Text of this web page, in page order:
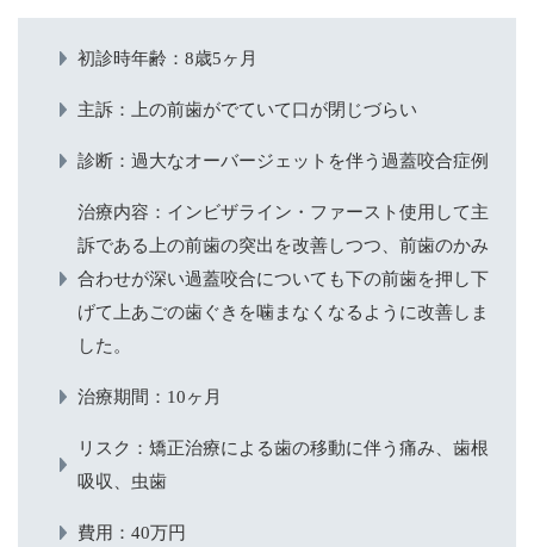
初診時年齢：8歳5ヶ月
主訴：上の前歯がでていて口が閉じづらい
診断：過大なオーバージェットを伴う過蓋咬合症例
治療内容：インビザライン・ファースト使用して主
訴である上の前歯の突出を改善しつつ、前歯のかみ
合わせが深い過蓋咬合についても下の前歯を押し下
げて上あごの歯ぐきを噛まなくなるように改善しま
した。
治療期間：10ヶ月
リスク：矯正治療による歯の移動に伴う痛み、歯根
吸収、虫歯
費用：40万円